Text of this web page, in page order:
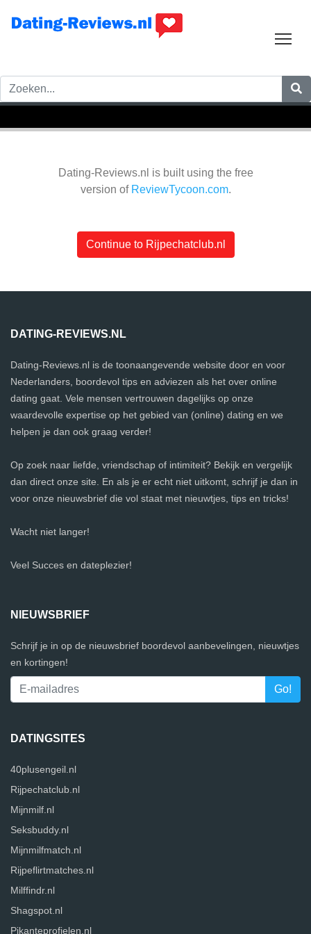
Dating-Reviews.nl is built using the free
version of ReviewTycoon.com.
Continue to Rijpechatclub.nl
DATING-REVIEWS.NL
Dating-Reviews.nl is de toonaangevende website door en voor
Nederlanders, boordevol tips en adviezen als het over online
dating gaat. Vele mensen vertrouwen dagelijks op onze
waardevolle expertise op het gebied van (online) dating en we
helpen je dan ook graag verder!
Op zoek naar liefde, vriendschap of intimiteit? Bekijk en vergelijk
dan direct onze site. En als je er echt niet uitkomt, schrijf je dan in
voor onze nieuwsbrief die vol staat met nieuwtjes, tips en tricks!
Wacht niet langer!
Veel Succes en dateplezier!
NIEUWSBRIEF
Schrijf je in op de nieuwsbrief boordevol aanbevelingen, nieuwtjes
en kortingen!
DATINGSITES
40plusengeil.nl
Rijpechatclub.nl
Mijnmilf.nl
Seksbuddy.nl
Mijnmilfmatch.nl
Rijpeflirtmatches.nl
Milffindr.nl
Shagspot.nl
Pikanteprofielen.nl